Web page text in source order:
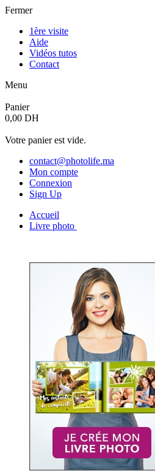
Fermer
1ère visite
Aide
Vidéos tutos
Contact
Menu
Panier
0,00 DH
Votre panier est vide.
contact@photolife.ma
Mon compte
Connexion
Sign Up
Accueil
Livre photo